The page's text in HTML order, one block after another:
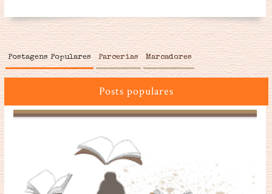
Postagens Populares Parcerias Marcadores
Posts populares